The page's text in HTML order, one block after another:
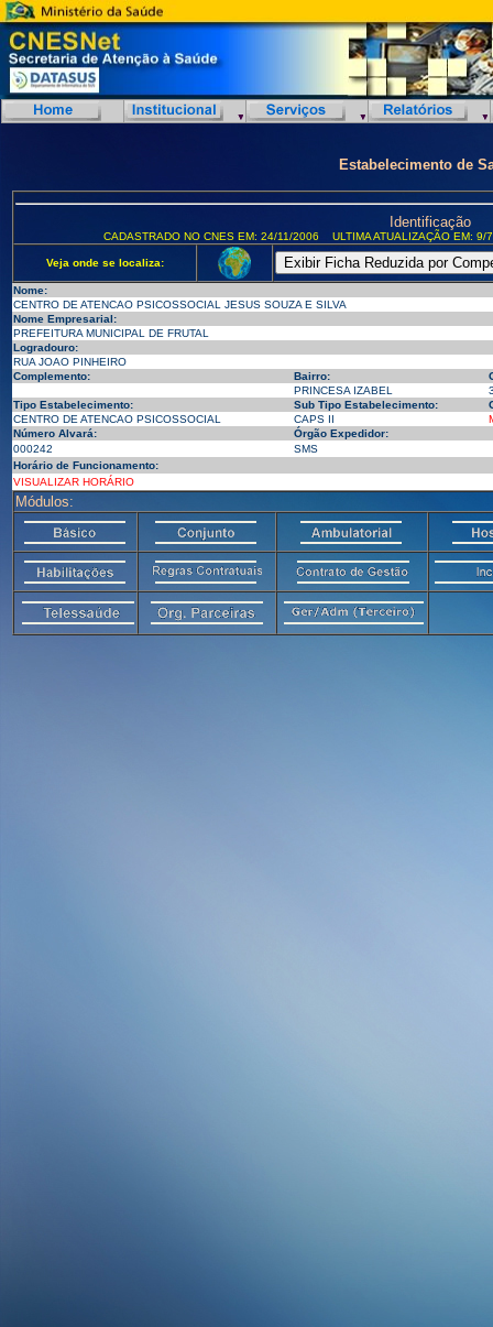
Estabelecimento de
Identificação
CADASTRADO NO CNES EM: 24/11/2006 ULTIMA ATUALIZAÇÃO EM:
Veja onde se localiza:
Nome:
CENTRO DE ATENCAO PSICOSSOCIAL JESUS SOUZA E SILVA
Nome Empresarial:
PREFEITURA MUNICIPAL DE FRUTAL
Logradouro:
RUA JOAO PINHEIRO
Complemento:
Bairro:
PRINCESA IZABEL
Tipo Estabelecimento:
Sub Tipo Estabelecimento:
CENTRO DE ATENCAO PSICOSSOCIAL
CAPS II
Número Alvará:
Órgão Expedidor:
000242
SMS
Horário de Funcionamento:
VISUALIZAR HORÁRIO
Módulos: